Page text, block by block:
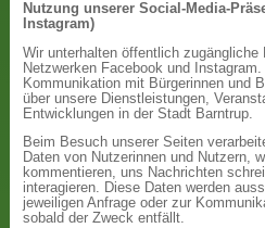
Nutzung unserer Social-Media-
Instagram)
Wir unterhalten öffentlich zugängliche
Netzwerken Facebook und
Kommunikation mit Bürgerinnen und
über unsere Dienstleistungen,
Entwicklungen in der Stadt Barntrup.
Beim Besuch unserer Seiten
Daten von Nutzerinnen und Nutzern,
kommentieren, uns Nachrichten
interagieren. Diese Daten werden
jeweiligen Anfrage oder zur
sobald der Zweck entfällt.